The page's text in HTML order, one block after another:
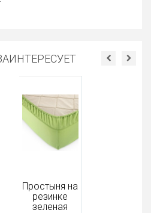
Простыня на
резинке
зеленая